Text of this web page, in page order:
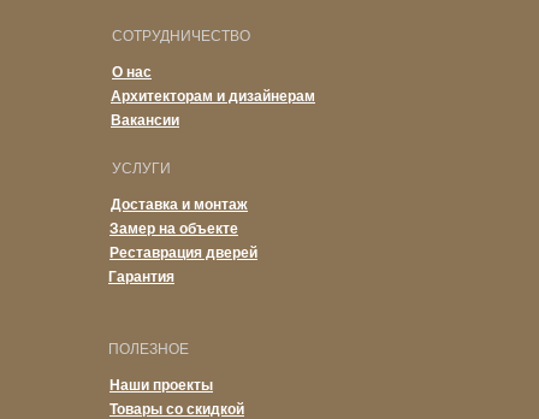
Гарантия
Реставрация дверей
Замер на объекте
Доставка и монтаж
УСЛУГИ
Вакансии
Архитекторам и дизайнерам
О нас
СОТРУДНИЧЕСТВО
Товары со скидкой
Наши проекты
ПОЛЕЗНОЕ